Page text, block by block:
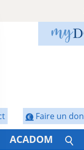
Faire un don
ACADOM